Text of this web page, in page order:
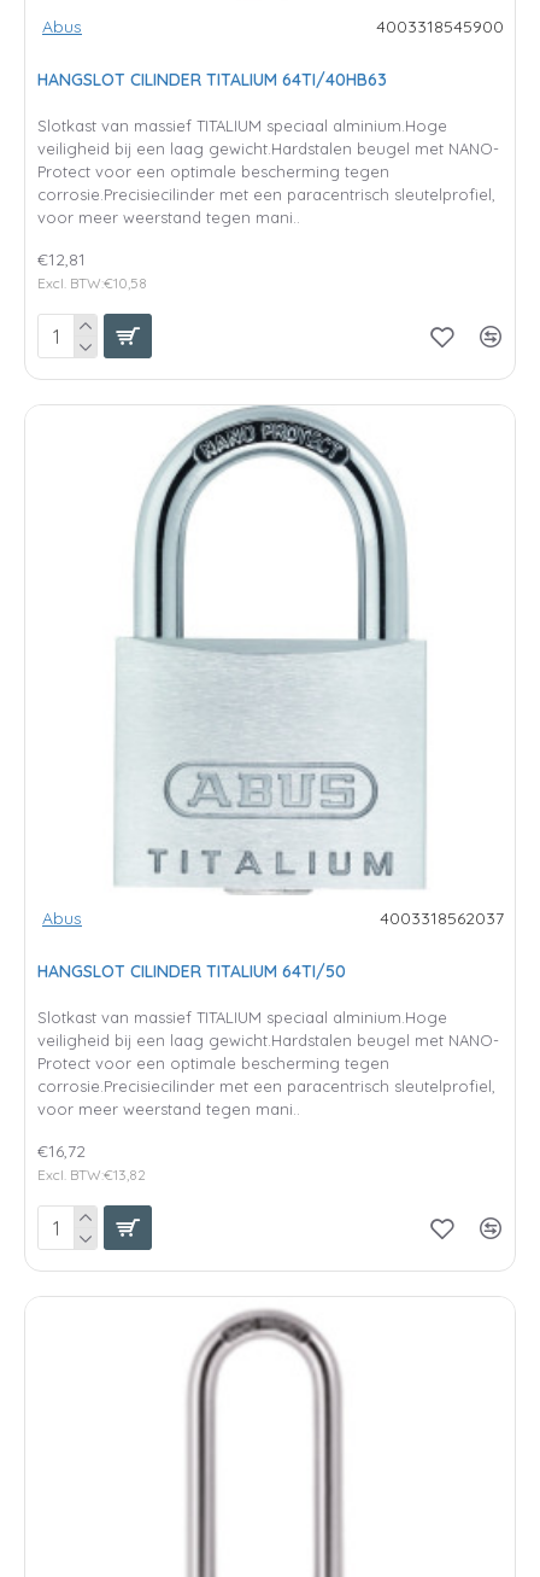
Abus 4003318545900
HANGSLOT CILINDER TITALIUM 64TI/40HB63
Slotkast van massief TITALIUM speciaal alminium.Hoge
veiligheid bij een laag gewicht.Hardstalen beugel met NANO-
Protect voor een optimale bescherming tegen
corrosie.Precisiecilinder met een paracentrisch sleutelprofiel,
voor meer weerstand tegen mani..
€12,81
Excl. BTW:€10,58
Abus 4003318562037
HANGSLOT CILINDER TITALIUM 64TI/50
Slotkast van massief TITALIUM speciaal alminium.Hoge
veiligheid bij een laag gewicht.Hardstalen beugel met NANO-
Protect voor een optimale bescherming tegen
corrosie.Precisiecilinder met een paracentrisch sleutelprofiel,
voor meer weerstand tegen mani..
€16,72
Excl. BTW:€13,82